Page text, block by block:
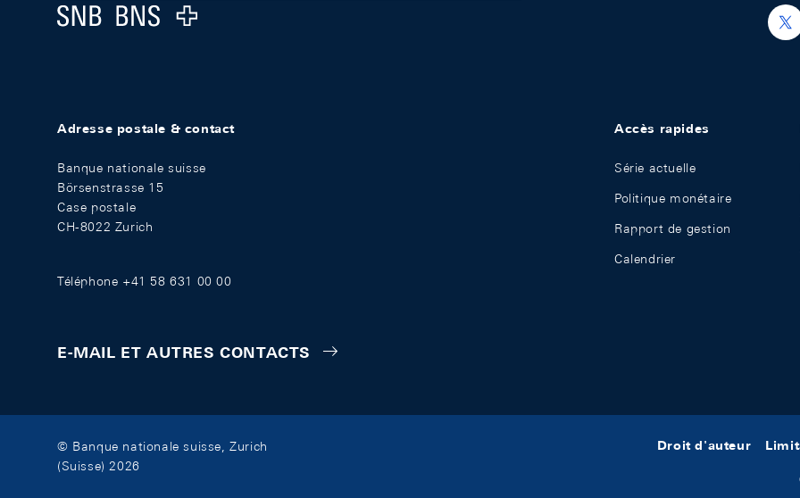
Logo
Adresse postale & contact
Banque nationale suisse
Börsenstrasse 15
Case postale
CH-8022 Zurich
Téléphone +41 58 631 00 00
E-MAIL ET AUTRES CONTACTS
Accès rapides
Série actuelle
Politique monétaire
Rapport de gestion
Calendrier
© Banque nationale suisse, Zurich
(Suisse) 2026
Droit d'auteur